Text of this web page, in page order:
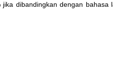
dibandingkan dengan bahasa